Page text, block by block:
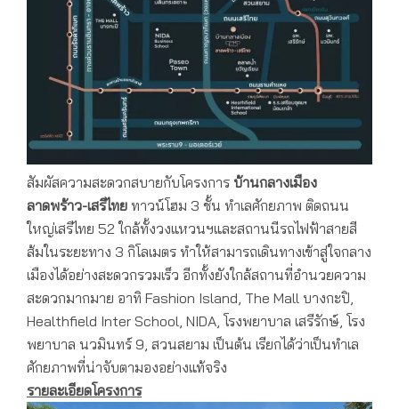
สัมผัสความสะดวกสบายกับโครงการ บ้านกลางเมือง
ลาดพร้าว-เสรีไทย ทาวน์โฮม 3 ชั้น ทำเลศักยภาพ ติดถนน
ใหญ่เสรีไทย 52 ใกล้ทั้งวงแหวนฯและสถานนีรถไฟฟ้าสายสี
ส้มในระยะทาง 3 กิโลเมตร ทำให้สามารถเดินทางเข้าสู่ใจกลาง
เมืองได้อย่างสะดวกรวมเร็ว อีกทั้งยังใกล้สถานที่อำนวยความ
สะดวกมากมาย อาทิ Fashion Island, The Mall บางกะปิ,
Healthfield Inter School, NIDA, โรงพยาบาล เสรีรักษ์, โรง
พยาบาล นวมินทร์ 9, สวนสยาม เป็นต้น เรียกได้ว่าเป็นทำเล
ศักยภาพที่น่าจับตามองอย่างแท้จริง
รายละเอียดโครงการ